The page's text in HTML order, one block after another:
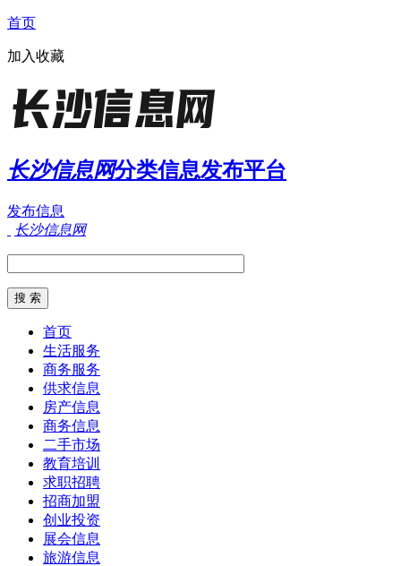
首页
加入收藏
长沙信息网分类信息发布平台
发布信息
长沙信息网
首页
生活服务
商务服务
供求信息
房产信息
商务信息
二手市场
教育培训
求职招聘
招商加盟
创业投资
展会信息
旅游信息